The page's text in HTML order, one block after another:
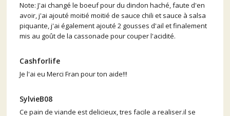
Note: J'ai changé le boeuf pour du dindon haché, faute d'en
avoir, j'ai ajouté moitié moitié de sauce chili et sauce à salsa
piquante, j'ai également ajouté 2 gousses d'ail et finalement
mis au goût de la cassonade pour couper l'acidité.
Cashforlife
Je l'ai eu Merci Fran pour ton aide!!!
SylvieB08
Ce pain de viande est delicieux, tres facile a realiser.il se